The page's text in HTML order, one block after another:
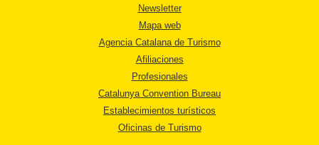
Newsletter
Mapa web
Agencia Catalana de Turismo
Afiliaciones
Profesionales
Catalunya Convention Bureau
Establecimientos turísticos
Oficinas de Turismo